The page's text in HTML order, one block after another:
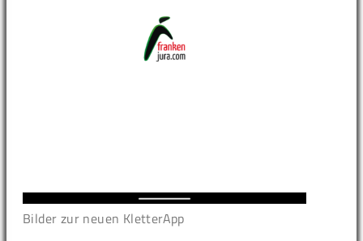
Bilder zur neuen KletterApp